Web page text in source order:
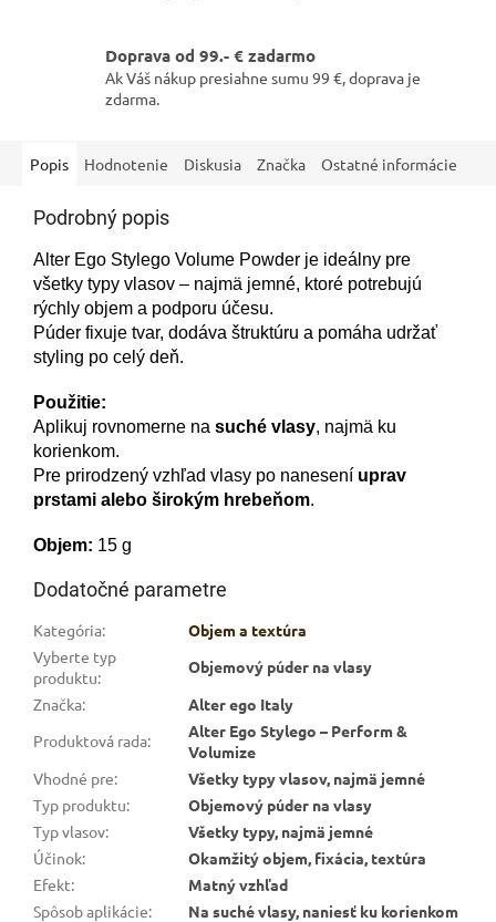
Doprava od 99.- € zadarmo
Ak Váš nákup presiahne sumu 99 €, doprava je
zdarma.
Popis Hodnotenie Diskusia Značka Ostatné informácie
Podrobný popis
Alter Ego Stylego Volume Powder je ideálny pre
všetky typy vlasov – najmä jemné, ktoré potrebujú
rýchly objem a podporu účesu.
Púder fixuje tvar, dodáva štruktúru a pomáha udržať
styling po celý deň.
Použitie:
Aplikuj rovnomerne na suché vlasy, najmä ku
korienkom.
Pre prirodzený vzhľad vlasy po nanesení uprav
prstami alebo širokým hrebeňom.
Objem: 15 g
Dodatočné parametre
Kategória:
Objem a textúra
Vyberte typ
produktu:
Objemový púder na vlasy
Značka:
Alter ego Italy
Produktová rada:
Alter Ego Stylego – Perform &
Volumize
Vhodné pre:
Všetky typy vlasov, najmä jemné
Typ produktu:
Objemový púder na vlasy
Typ vlasov:
Všetky typy, najmä jemné
Účinok:
Okamžitý objem, fixácia, textúra
Efekt:
Matný vzhľad
Spôsob aplikácie:
Na suché vlasy, naniesť ku korienkom